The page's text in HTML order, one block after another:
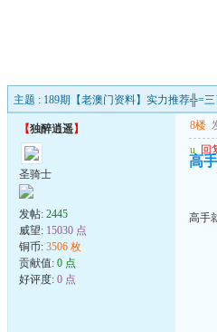
主题 : 189期【老澳门资料】实力推荐╬=
【独醉逍遥】
圣骑士
发帖: 2445
威望: 15030 点
铜币: 3506 枚
贡献值: 0 点
好评度: 0 点
8楼
u 回
高
高手